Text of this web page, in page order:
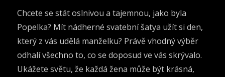
Chcete se stát oslnivou a tajemnou, jako byla
Popelka? Mít nádhernésvatební šatya užít si den,
který z vás udělá manželku? Právě vhodný výběr
odhalí všechno to, co se doposud ve vás skrývalo.
Ukážete světu, že každá žena může být krásná,